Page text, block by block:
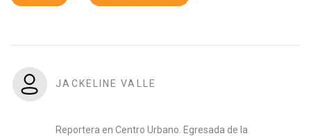
JACKELINE VALLE
Reportera en Centro Urbano. Egresada de la